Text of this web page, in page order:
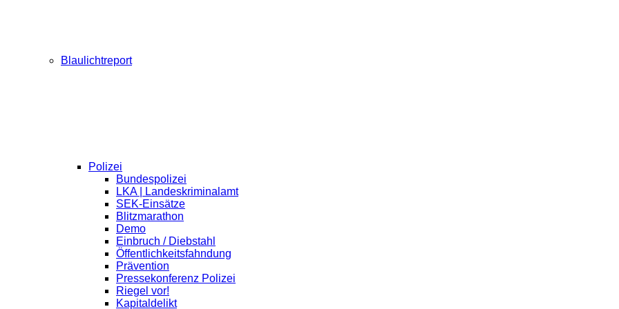
Blaulichtreport
Polizei
Bundespolizei
LKA | Landeskriminalamt
SEK-Einsätze
Blitzmarathon
Demo
Einbruch / Diebstahl
Öffentlichkeitsfahndung
Prävention
Pressekonferenz Polizei
Riegel vor!
Kapitaldelikt